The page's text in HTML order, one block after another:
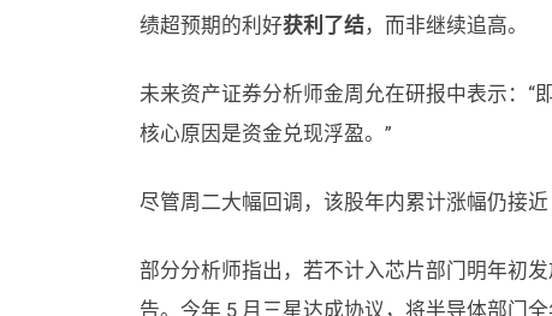
绩超预期的利好获利了结，而非继续追高。
未来资产证券分析师金周允在研报中表示：“
核心原因是资金兑现浮盈。”
尽管周二大幅回调，该股年内累计涨幅仍接近
部分分析师指出，若不计入芯片部门明年初
告。今年 5 月三星达成协议，将半导体部门